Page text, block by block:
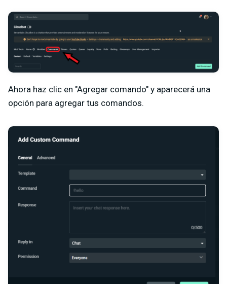
Ahora haz clic en "Agregar comando" y aparecerá una
opción para agregar tus comandos.